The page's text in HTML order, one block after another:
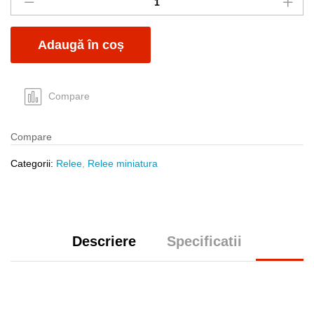
10A
PB114024
quantityAdaugă în coș
Compare
Compare
Categorii: Relee Relee miniatura
Descriere Specificatii